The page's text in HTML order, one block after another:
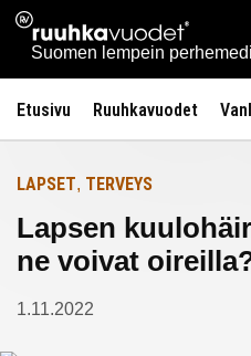
Siirry
sisältöön
Ruuhkavuodet.fi
Suomen lempein
Etusivu Ruuhkavuodet
Etusivulle
LAPSET, TERVEYS
Lapsen
ne voivat
1.11.2022